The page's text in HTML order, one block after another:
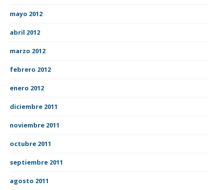
mayo 2012
abril 2012
marzo 2012
febrero 2012
enero 2012
diciembre 2011
noviembre 2011
octubre 2011
septiembre 2011
agosto 2011